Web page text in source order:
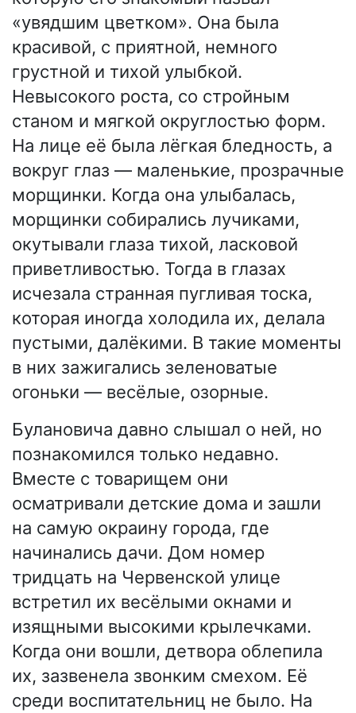
«увядшим цветком». Она была
красивой, с приятной, немного
грустной и тихой улыбкой.
Невысокого роста, со стройным
станом и мягкой округлостью форм.
На лице её была лёгкая бледность, а
вокруг глаз — маленькие, прозрачные
морщинки. Когда она улыбалась,
морщинки собирались лучиками,
окутывали глаза тихой, ласковой
приветливостью. Тогда в глазах
исчезала странная пугливая тоска,
которая иногда холодила их, делала
пустыми, далёкими. В такие моменты
в них зажигались зеленоватые
огоньки — весёлые, озорные.
Булановича давно слышал о ней, но
познакомился только недавно.
Вместе с товарищем они
осматривали детские дома и зашли
на самую окраину города, где
начинались дачи. Дом номер
тридцать на Червенской улице
встретил их весёлыми окнами и
изящными высокими крылечками.
Когда они вошли, детвора облепила
их, зазвенела звонким смехом. Её
среди воспитательниц не было. На